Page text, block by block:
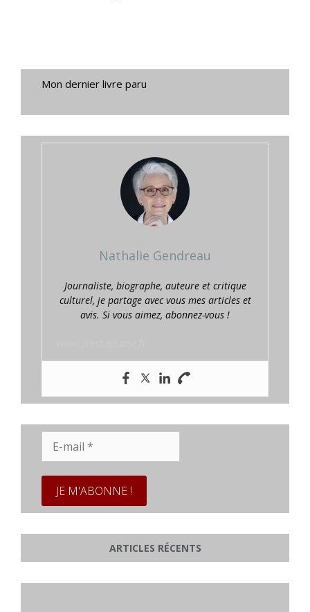
Mon dernier livre paru
Nathalie Gendreau
Journaliste, biographe, auteure et critique
culturel, je partage avec vous mes articles et
avis. Si vous aimez, abonnez-vous !
mail
ARTICLES RÉCENTS